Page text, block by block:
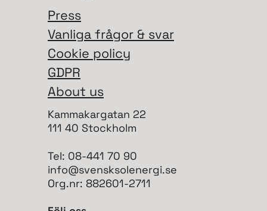
Press
Vanliga frågor & svar
Cookie policy
GDPR
About us
Kammakargatan 22
111 40 Stockholm
Tel: 08-441 70 90
info@svensksolenergi.se
Org.nr: 882601-2711